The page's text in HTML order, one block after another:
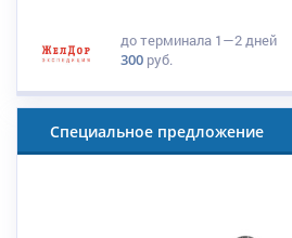
до терминала 1—2 дней
300 руб.
Специальное предложение